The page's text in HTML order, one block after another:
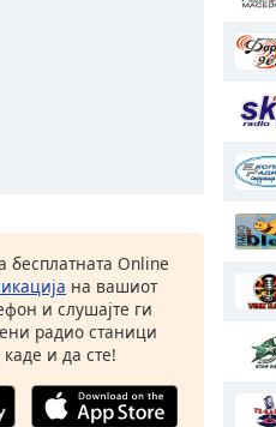
бесплатната Online
на вашиот
и слушајте ги
радио станици
и да сте!